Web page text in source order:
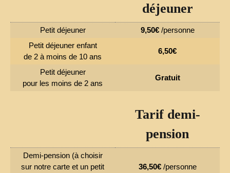
déjeuner
Petit déjeuner 9,50€/personne
Petit déjeuner enfant
de 2 à moins de 10 ans
6,50€
Petit déjeuner
pour les moins de 2 ans
Gratuit
Tarif demi-
pension
Demi-pension (à choisir
sur notre carte et un petit
36,50€/personne